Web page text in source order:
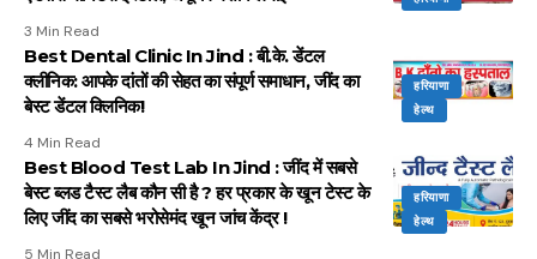
3 Min Read
हरियाणा
हेल्थ
Best Dental Clinic In Jind : बी.के. डेंटल
क्लीनिक: आपके दांतों की सेहत का संपूर्ण समाधान, जींद का
बेस्ट डेंटल क्लिनिक!
4 Min Read
हरियाणा
हेल्थ
Best Blood Test Lab In Jind : जींद में सबसे
बेस्ट ब्लड टैस्ट लैब कौन सी है ? हर प्रकार के खून टेस्ट के
लिए जींद का सबसे भरोसेमंद खून जांच केंद्र !
5 Min Read